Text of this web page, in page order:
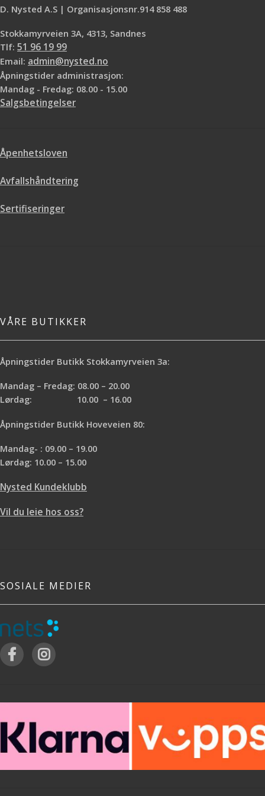
Dette er bare noen av
til et etterspurt produkt. Naturals®
serien byr på noen av de aller
flotteste dekorene på markedet og
har en ekstra matt og strukturert
overflate . Dette produktet er ikke
lagervare. Normal levering etter
bestilling er ca.1 uke
D. Nysted A.S | Organisasjonsnr.914 858 488
Stokkamyrveien 3A, 4313, Sandnes
Tlf: 51 96 19 99
Email: admin@nysted.no
Åpningstider administrasjon:
Mandag - Fredag: 08.00 - 15.00
Salgsbetingelser
Åpenhetsloven
Avfallshåndtering
Sertifiseringer
VÅRE BUTIKKER
Åpningstider Butikk Stokkamyrveien 3a:
Mandag – Fredag: 08.00 – 20.00
Lørdag: 10.00 – 16.00
Åpningstider Butikk Hoveveien 80:
Mandag- : 09.00 – 19.00
Lørdag: 10.00 – 15.00
Nysted Kundeklubb
Vil du leie hos oss?
SOSIALE MEDIER